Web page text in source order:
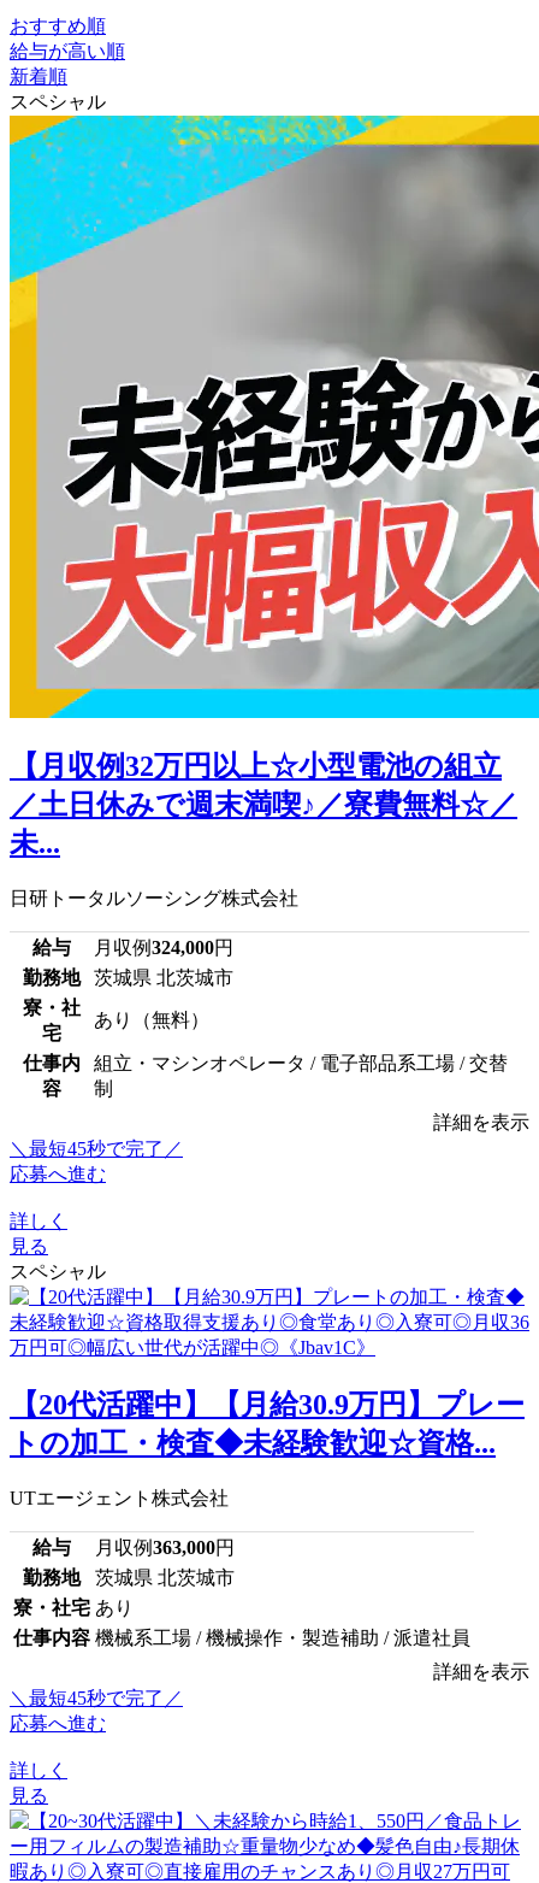
おすすめ順
給与が高い順
新着順
スペシャル
【月収例32万円以上☆小型電池の組立
／土日休みで週末満喫♪／寮費無料☆／
未...
日研トータルソーシング株式会社
給与 月収例324,000円
勤務地
茨城県 北茨城市
寮・社
宅
あり（無料）
仕事内
容
組立・マシンオペレータ / 電子部品系工場 / 交替
制
詳細を表示
＼最短45秒で完了／
応募へ進む
詳しく
見る
スペシャル
【20代活躍中】【月給30.9万円】プレー
トの加工・検査◆未経験歓迎☆資格...
UTエージェント株式会社
給与 月収例363,000円
勤務地
茨城県 北茨城市
寮・社宅 あり
仕事内容 機械系工場 / 機械操作・製造補助 / 派遣社員
詳細を表示
＼最短45秒で完了／
応募へ進む
詳しく
見る